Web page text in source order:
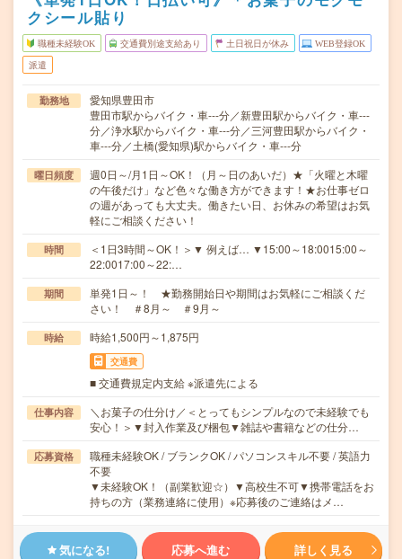
クシール貼り
職種未経験OK 交通費別途支給あり 土日祝日が休み WEB登録OK
派遣
勤務地
愛知県豊田市
豊田市駅からバイク・車---分／新豊田駅からバイク・車---
分／浄水駅からバイク・車---分／三河豊田駅からバイク・
車---分／土橋(愛知県)駅からバイク・車---分
曜日頻度
週0日～/月1日～OK！（月～日のあいだ）★「火曜と木曜
の午後だけ」など色々な働き方ができます！★お仕事ゼロ
の週があっても大丈夫。働きたい日、お休みの希望はお気
軽にご相談ください！
時間
＜1日3時間～OK！＞▼ 例えば… ▼15:00～18:0015:00～
22:0017:00～22:…
期間
単発1日～！ ★勤務開始日や期間はお気軽にご相談くだ
さい！ ＃8月～ ＃9月～
時給 時給1,500円～1,875円
交通費
■ 交通費規定内支給 ※派遣先による
仕事内容
＼お菓子の仕分け／＜とってもシンプルなので未経験でも
安心！＞▼封入作業及び梱包▼雑誌や書籍などの仕分…
応募資格
職種未経験OK / ブランクOK / パソコンスキル不要 / 英語力
不要
▼未経験OK！（副業歓迎☆）▼高校生不可▼携帯電話をお
持ちの方（業務連絡に使用）※応募後のご連絡はメ…
気になる! 応募へ進む 詳しく見る